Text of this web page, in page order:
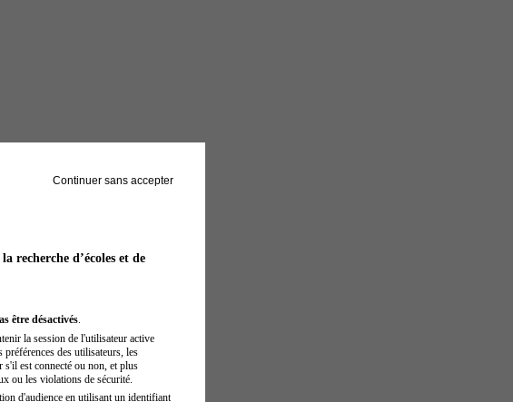
Continuer sans accepter
recherche d’écoles et de
être désactivés.
la session de l'utilisateur active
des utilisateurs, les
est connecté ou non, et plus
ou les violations de sécurité.
d'audience en utilisant un identifiant